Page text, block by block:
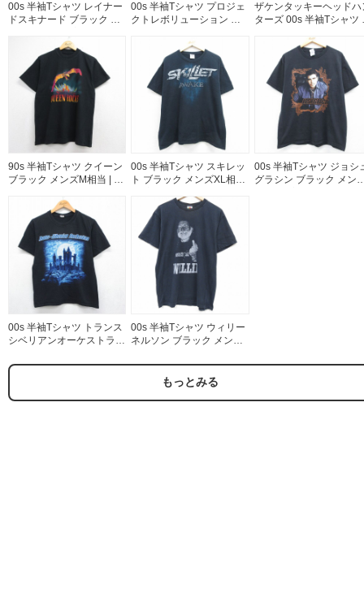
00s 半袖Tシャツ レイナー
ドスキナード ブラック メ
00s 半袖Tシャツ プロジェ
クトレボリューション リ
ンズM相当 | 古着
ザケンタッキーヘッドハ
ターズ 00s 半袖Tシャツ
90s 半袖Tシャツ クイーン
ブラック メンズM相当 | 古
00s 半袖Tシャツ スキレッ
ト ブラック メンズXL相当
00s 半袖Tシャツ ジョシ
グラシン ブラック メン
00s 半袖Tシャツ トランス
シベリアンオーケストラプ
相当 | 古着
00s 半袖Tシャツ ウィリー
ネルソン ブラック メンズL
もっとみる